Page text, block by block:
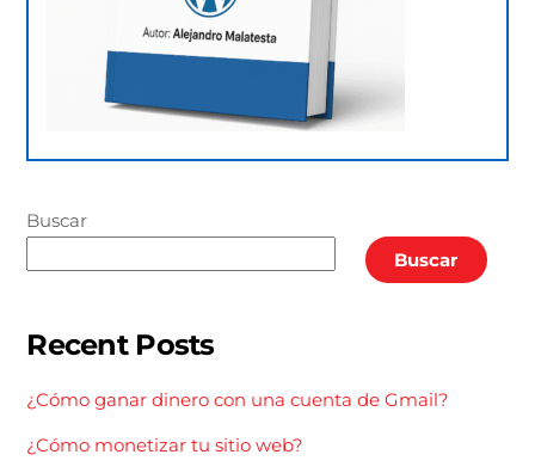
Buscar
Buscar
Recent Posts
¿Cómo ganar dinero con una cuenta de Gmail?
¿Cómo monetizar tu sitio web?